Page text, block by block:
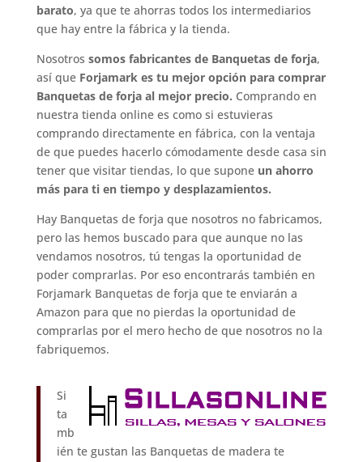
barato, ya que te ahorras todos los intermediarios
que hay entre la fábrica y la tienda.
Nosotros somos fabricantes de Banquetas de forja,
así que Forjamark es tu mejor opción para comprar
Banquetas de forja al mejor precio. Comprando en
nuestra tienda online es como si estuvieras
comprando directamente en fábrica, con la ventaja
de que puedes hacerlo cómodamente desde casa sin
tener que visitar tiendas, lo que supone un ahorro
más para ti en tiempo y desplazamientos.
Hay Banquetas de forja que nosotros no fabricamos,
pero las hemos buscado para que aunque no las
vendamos nosotros, tú tengas la oportunidad de
poder comprarlas. Por eso encontrarás también en
Forjamark Banquetas de forja que te enviarán a
Amazon para que no pierdas la oportunidad de
comprarlas por el mero hecho de que nosotros no la
fabriquemos.
Si
ta
mb
ién te gustan las Banquetas de madera te